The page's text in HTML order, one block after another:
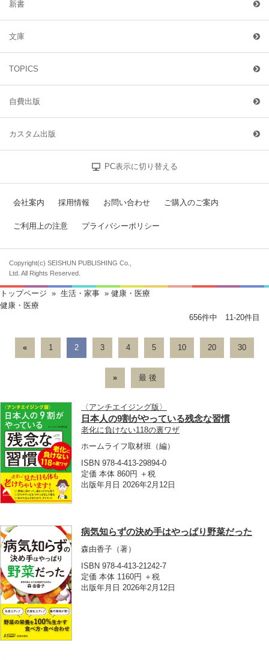
新書
文庫
TOPICS
自費出版
カスタム出版
PC表示に切り替える
会社案内 採用情報 お問い合わせ ご購入のご案内
ご利用上の注意 プライバシーポリシー
Copyright(c) SEISHUN PUBLISHING Co.,
Ltd. All Rights Reserved.
トップページ » 生活・家事 » 健康・医療
健康・医療
656件中 11-20件目
« 1 2 3 4 5 10 20 30
» 最 後
〈アンチエイジング版〉
日本人の9割がやっている残念な習慣
老化に負けない118の裏ワザ
ホームライフ取材班 （編）
ISBN 978-4-413-29894-0
定価 本体 860円 ＋税
出版年月日 2026年2月12日
病気知らずの決め手はやっぱり野菜だった
森由香子 （著）
ISBN 978-4-413-21242-7
定価 本体 1160円 ＋税
出版年月日 2026年2月12日